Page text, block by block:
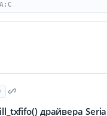
драйвера